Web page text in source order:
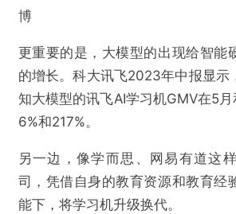
博
更重要的是，大模型的出现给智能
的增长。科大讯飞2023年中报显示
知大模型的讯飞AI学习机GMV在5
6%和217%。
另一边，像学而思、网易有道这
司，凭借自身的教育资源和教育经
能下，将学习机升级换代。